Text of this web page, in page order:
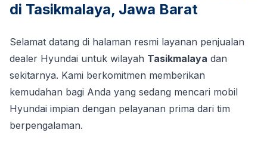
di Tasikmalaya, Jawa Barat
Selamat datang di halaman resmi layanan penjualan
dealer Hyundai untuk wilayah Tasikmalaya dan
sekitarnya. Kami berkomitmen memberikan
kemudahan bagi Anda yang sedang mencari mobil
Hyundai impian dengan pelayanan prima dari tim
berpengalaman.